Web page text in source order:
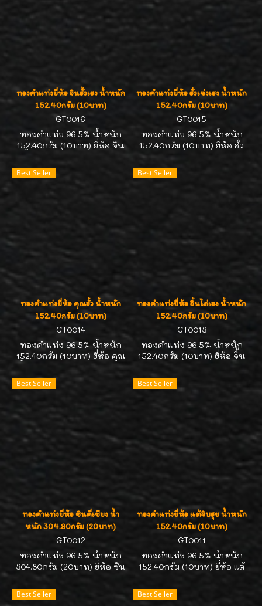
ทองคำแท่งยี่ห้อ จินฮั้วเฮง น้ำหนัก
152.40กรัม (10บาท)
GT0016
ทองคำแท่ง 96.5% น้ำหนัก
152.40กรัม (10บาท) ยี่ห้อ จิน
สคบ. คิดราคาตามสมาคม
ประกาศนะคะ มีของสต๊อก
ทองคำแท่งยี่ห้อ ฮั่วเซ่งเฮง น้ำหนัก
152.40กรัม (10บาท)
GT0015
ทองคำแท่ง 96.5% น้ำหนัก
152.40กรัม (10บาท) ยี่ห้อ ฮั่ว
เซ่งเฮง ทองคำได้มาตรฐาน
สคบ. คิดราคาตามสมาคม
ประกาศนะคะ มีของสต๊อก
ตลอดเวลาค่ะ สนใจถือครอง
Best Seller
ทองคำแท่งยี่ห้อ คุณฮั้ว น้ำหนัก
152.40กรัม (10บาท)
GT0014
ทองคำแท่ง 96.5% น้ำหนัก
152.40กรัม (10บาท) ยี่ห้อ คุณ
ฮั้ว ทองคำได้มาตรฐาน สคบ.
คิดราคาตามสมาคมประกาศนะ
คะ มีของสต๊อกตลอดเวลาค่ะ
Best Seller
ทองคำแท่งยี่ห้อ จิ้นไถ่เฮง น้ำหนัก
152.40กรัม (10บาท)
GT0013
ทองคำแท่ง 96.5% น้ำหนัก
152.40กรัม (10บาท) ยี่ห้อ จิ้น
สคบ. คิดราคาตามสมาคม
ประกาศนะคะ มีของสต๊อก
ไว้เก็งกำไร ติดต่อ 089-
Best Seller
ทองคำแท่งยี่ห้อ ซินคี่เชียง น้ำ
หนัก 304.80กรัม (20บาท)
GT0012
ทองคำแท่ง 96.5% น้ำหนัก
304.80กรัม (20บาท) ยี่ห้อ ซิน
คี่เชียง ทองคำได้มาตรฐาน
สคบ. คิดราคาตามสมาคม
ประกาศนะคะ มีของสต๊อก
Best Seller
ทองคำแท่งยี่ห้อ แต้จิบฮุย น้ำหนัก
152.40กรัม (10บาท)
GT0011
ทองคำแท่ง 96.5% น้ำหนัก
152.40กรัม (10บาท) ยี่ห้อ แต้
สคบ. คิดราคาตามสมาคม
ประกาศนะคะ มีของสต๊อก
Best Seller Best Seller